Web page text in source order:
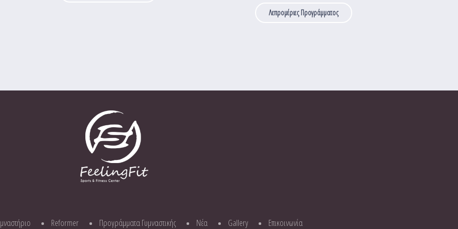
Λεπρομέριες Προγράμματος
Reformer Προγράμματα Γυμναστικής Νέα Gallery Επικοινωνία